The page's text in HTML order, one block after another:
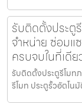
รับติดตั้งประตู
จำหน่าย ซ่อมแ
ครบจบในที่เดีย
รับติดตั้งประตูรีโมท
รีโมท ประตูรั้วอัตโน